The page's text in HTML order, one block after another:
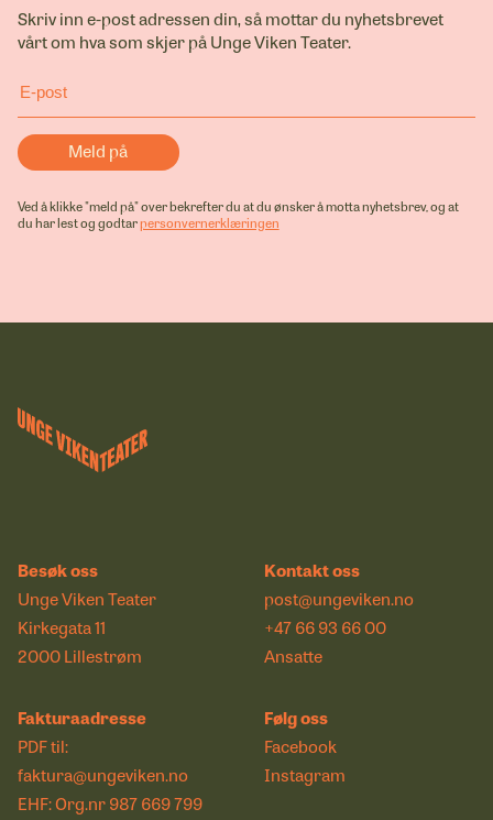
Skriv inn e-post adressen din, så mottar du nyhetsbrevet
vårt om hva som skjer på Unge Viken Teater.
Ved å klikke "meld på" over bekrefter du at du ønsker å motta nyhetsbrev, og at
du har lest og godtarpersonvernerklæringen
Besøk oss
Unge Viken Teater
Kirkegata 11
2000 Lillestrøm
Kontakt oss
post@ungeviken.no
+47 66 93 66 00
Ansatte
Fakturaadresse
PDF til:
faktura@ungeviken.no
EHF: Org.nr 987 669 799
Følg oss
Facebook
Instagram